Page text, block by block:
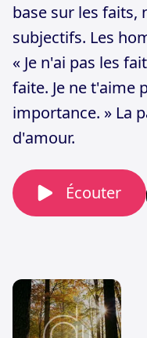
base sur les faits,
subjectifs. Les
« Je n'ai pas les
faite. Je ne t'aime
importance. » La
d'amour.
Écouter